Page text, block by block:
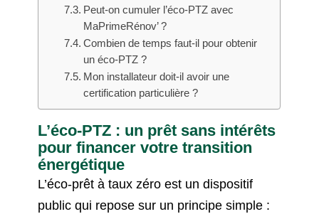
Peut-on cumuler l’éco-PTZ avec
MaPrimeRénov’ ?
Combien de temps faut-il pour obtenir
un éco-PTZ ?
Mon installateur doit-il avoir une
certification particulière ?
L’éco-PTZ : un prêt sans intérêts
pour financer votre transition
énergétique
L’éco-prêt à taux zéro est un dispositif
public qui repose sur un principe simple :